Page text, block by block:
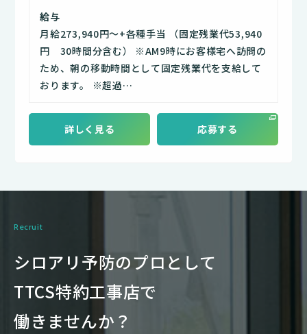
給与
月給273,940円～+各種手当 （固定残業代53,940
円 30時間分含む） ※AM9時にお客様宅へ訪問の
ため、朝の移動時間として固定残業代を支給して
おります。 ※超過…
詳しく見る 応募する
Recruit
シロアリ予防のプロとして
TTCS特約工事店で
働きませんか？